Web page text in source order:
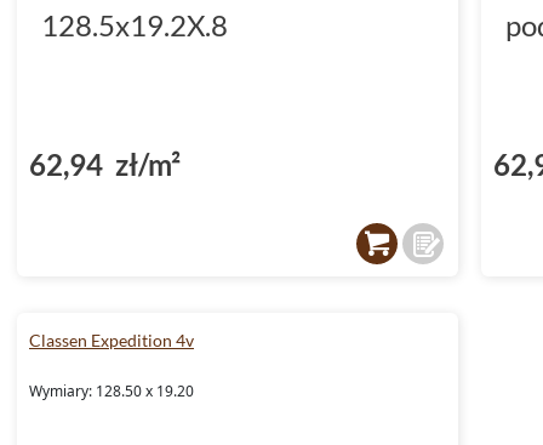
128.5x19.2X.8
62,94 zł/m²
Classen Expedition 4v
Wymiary: 128.50 x 19.20